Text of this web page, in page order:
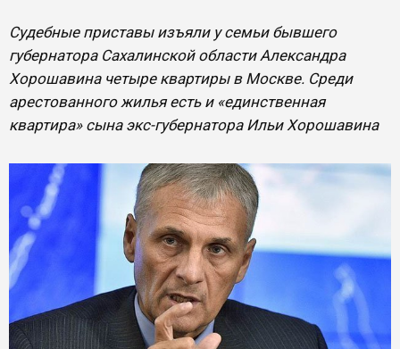
Судебные приставы изъяли у семьи бывшего
губернатора Сахалинской области Александра
Хорошавина четыре квартиры в Москве. Среди
арестованного жилья есть и «единственная
квартира» сына экс-губернатора Ильи Хорошавина